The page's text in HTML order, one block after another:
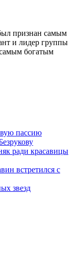
признан самым
и лидер группы
богатым
пассию
ради красавицы
встретился с
звезд